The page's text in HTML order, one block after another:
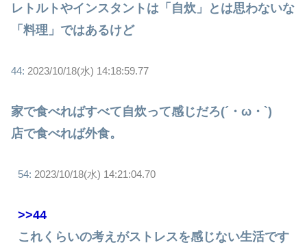
レトルトやインスタントは「自炊」とは思わないな
「料理」ではあるけど
44: 2023/10/18(水) 14:18:59.77
家で食べればすべて自炊って感じだろ(´・ω・`)
店で食べれば外食。
54: 2023/10/18(水) 14:21:04.70
>>44
これくらいの考えがストレスを感じない生活です